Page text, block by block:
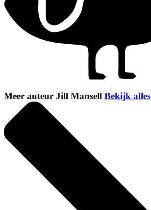
Meer auteur Jill Mansell Bekijk alles